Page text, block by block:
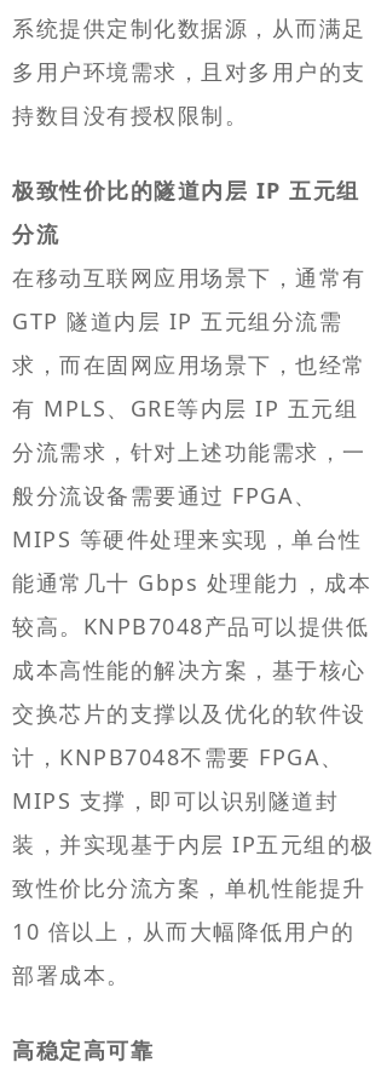
系统提供定制化数据源，从而满足
多用户环境需求，且对多用户的支
持数目没有授权限制。
极致性价比的隧道内层 IP 五元组
分流
在移动互联网应用场景下，通常有
GTP 隧道内层 IP 五元组分流需
求，而在固网应用场景下，也经常
有 MPLS、GRE等内层 IP 五元组
分流需求，针对上述功能需求，一
般分流设备需要通过 FPGA、
MIPS 等硬件处理来实现，单台性
能通常几十 Gbps 处理能力，成本
较高。KNPB7048产品可以提供低
成本高性能的解决方案，基于核心
交换芯片的支撑以及优化的软件设
计，KNPB7048不需要 FPGA、
MIPS 支撑，即可以识别隧道封
装，并实现基于内层 IP五元组的极
致性价比分流方案，单机性能提升
10 倍以上，从而大幅降低用户的
部署成本。
高稳定高可靠